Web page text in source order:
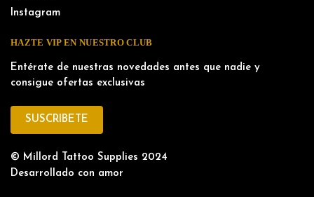
Instagram
HAZTE VIP EN NUESTRO CLUB
Entérate de nuestras novedades antes que nadie y
consigue ofertas exclusivas
SUSCRIBETE
© Millord Tattoo Supplies 2024
Desarrollado con amor